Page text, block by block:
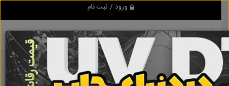
ورود / ثبت نام